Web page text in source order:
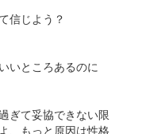
信じよう？
いところあるのに
ぎて妥協できない限
、もっと原因は性格